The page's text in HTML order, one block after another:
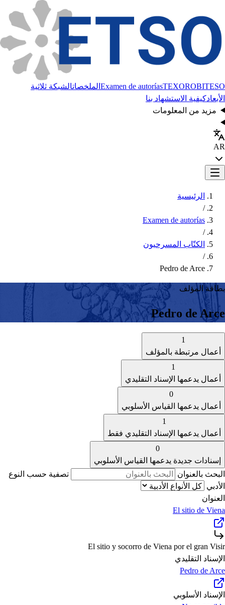
Examen de autoríasTEXOROBITESO الملخصاتالشبكة ثلاثية
الأبعادكيفية الاستشهاد بنا
مزيد من المعلومات
AR
الرئيسية
/
Examen de autorías
/
الكتّاب المسرحيون
/
Pedro de Arce
بطاقة المؤلف
Pedro de Arce
1
أعمال مرتبطة بالمؤلف
1
أعمال يدعمها الإسناد التقليدي
0
أعمال يدعمها القياس الأسلوبي
1
أعمال يدعمها الإسناد التقليدي فقط
0
إسنادات جديدة يدعمها القياس الأسلوبي
البحث بالعنوان
تصفية حسب النوع
الأدبي
العنوان
El sitio de Viena
El sitio y socorro de Viena por el gran Visir
الإسناد التقليدي
Pedro de Arce
الإسناد الأسلوبي